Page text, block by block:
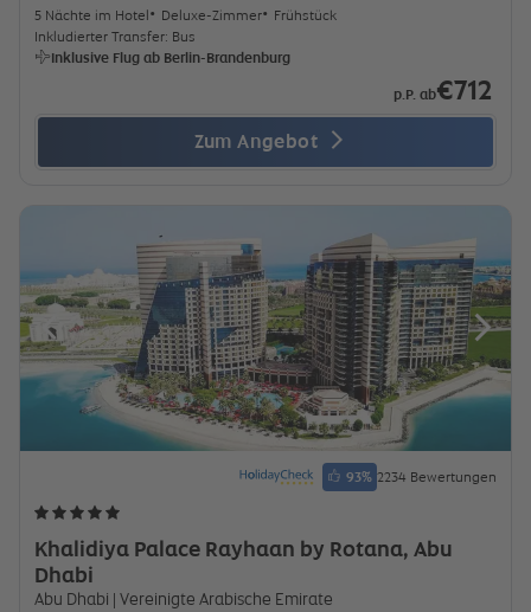
5 Nächte im Hotel Deluxe-Zimmer
Frühstück
Inkludierter Transfer: Bus
Inklusive Flug ab Berlin-Brandenburg
p.P. ab€712
Zum Angebot
Khalidiya Palace Rayhaan by Rotana, Abu
Dhabi
Abu Dhabi | Vereinigte Arabische Emirate
93% 2234 Bewertungen